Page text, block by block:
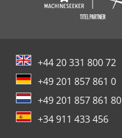
+44 20 331 800 72
+49 201 857 861 0
+49 201 857 861 80
+34 911 433 456